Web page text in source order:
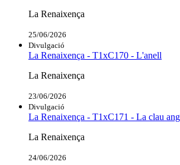
La Renaixença
25/06/2026
Divulgació
La Renaixença - T1xC170 - L'anell
La Renaixença
23/06/2026
Divulgació
La Renaixença - T1xC171 - La clau
La Renaixença
24/06/2026